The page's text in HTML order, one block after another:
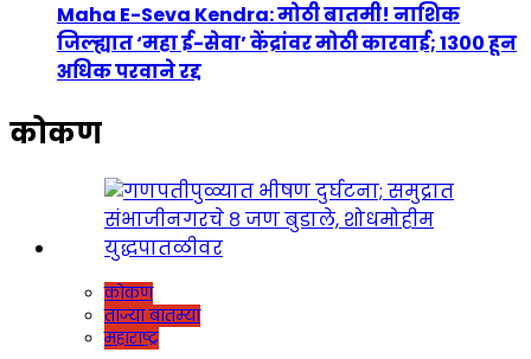
Maha E-Seva Kendra: मोठी बातमी! नाशिक
जिल्ह्यात ‘महा ई-सेवा’ केंद्रांवर मोठी कारवाई; 1300 हून
अधिक परवाने रद्द
कोकण
कोकण
ताज्या बातम्या
महाराष्ट्र